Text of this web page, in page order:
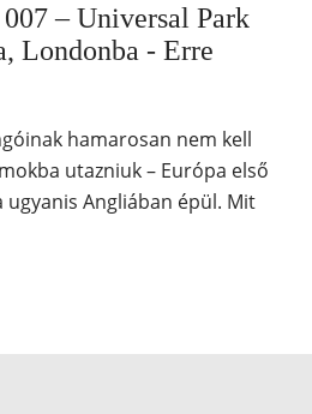
– Universal Park
Londonba - Erre
hamarosan nem kell
utazniuk – Európa első
Angliában épül. Mit